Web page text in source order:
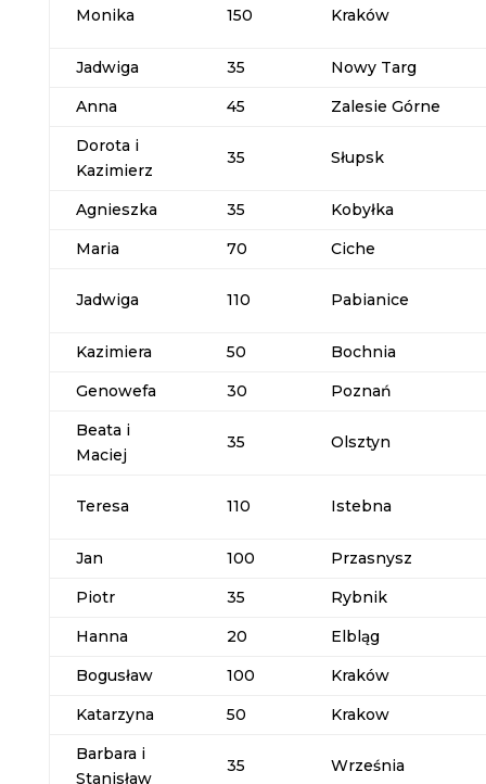
Monika 150 Kraków
Jadwiga 35
Nowy Targ
Anna
45
Zalesie Górne
Dorota i
Kazimierz
35 Słupsk
Agnieszka 35
Kobyłka
Maria
70 Ciche
Jadwiga 110 Pabianice
Kazimiera 50
Bochnia
Genowefa
30
Poznań
Beata i
Maciej
35 Olsztyn
Teresa 110 Istebna
Jan 100
Przasnysz
Piotr
35
Rybnik
Hanna
20
Elbląg
Bogusław
100
Kraków
Katarzyna
50
Krakow
Barbara i
Stanisław
35 Września